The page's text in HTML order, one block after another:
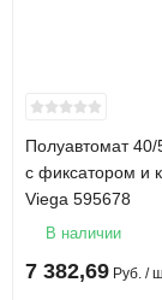
Полуавтомат
с фиксатором и
Viega 595678
В наличии
7 382,69 Руб. /